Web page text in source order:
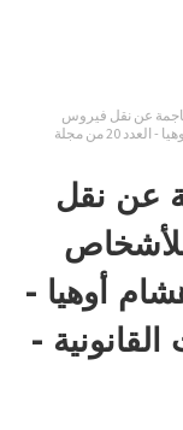
عن نقل فيروس
كورونا المستجد للأشخاص غير المصابين به-الأستاذ هشام أوهيا - العدد 20 من مجلة
عن نقل
أوهيا -
القانونية -